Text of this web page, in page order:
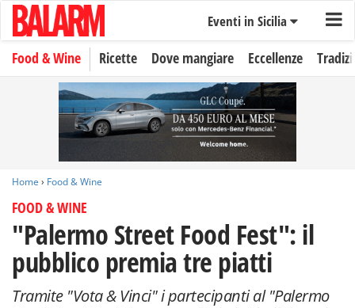
Eventi in Sicilia
Food & Wine Ricette Dove mangiare Eccellenze
Home › Food & Wine
FOOD & WINE
"Palermo Street Food Fest": il
pubblico premia tre piatti
Tramite "Vota & Vinci" i partecipanti al "Palermo